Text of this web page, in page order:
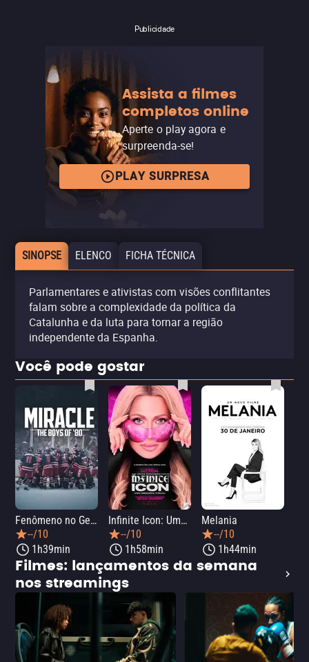
Publicidade
Assista a filmes
completos online
Aperte o play agora e
surpreenda-se!
PLAY SURPRESA
SINOPSE ELENCO FICHA TÉCNICA
Parlamentares e ativistas com visões conflitantes
falam sobre a complexidade da política da
Catalunha e da luta para tornar a região
independente da Espanha.
Você pode gostar
Fenômeno no Gelo: Hóquei na Guerra Fria
--/10
1h39min
Infinite Icon: Uma Memória Visual
--/10
1h58min
Melania
--/10
1h44min
Filmes: lançamentos da semana
nos streamings